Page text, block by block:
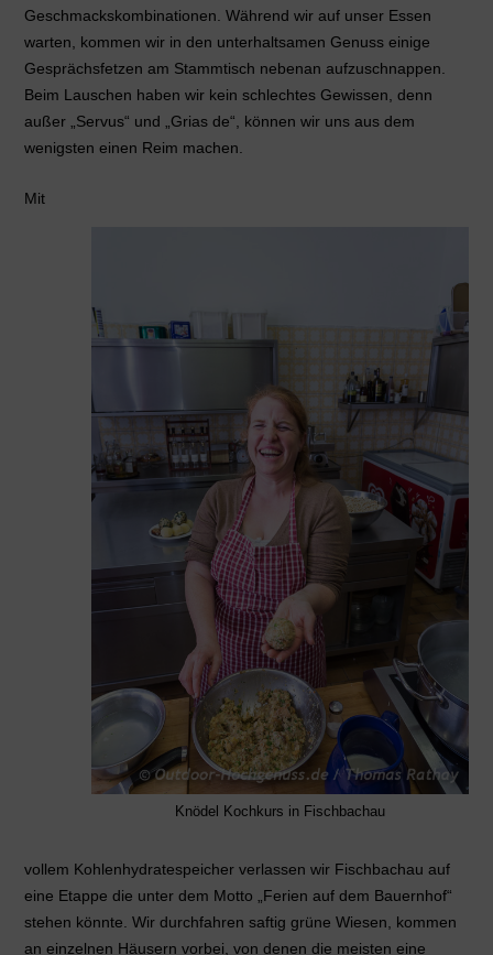
Geschmackskombinationen. Während wir auf unser Essen
warten, kommen wir in den unterhaltsamen Genuss einige
Gesprächsfetzen am Stammtisch nebenan aufzuschnappen.
Beim Lauschen haben wir kein schlechtes Gewissen, denn
außer „Servus“ und „Grias de“, können wir uns aus dem
wenigsten einen Reim machen.
Knödel Kochkurs in Fischbachau
Mit
vollem Kohlenhydratespeicher verlassen wir Fischbachau auf
eine Etappe die unter dem Motto „Ferien auf dem Bauernhof“
stehen könnte. Wir durchfahren saftig grüne Wiesen, kommen
an einzelnen Häusern vorbei, von denen die meisten eine